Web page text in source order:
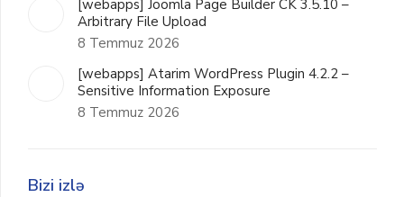
[webapps] Joomla Page Builder CK 3.5.10 –
Arbitrary File Upload
8 Temmuz 2026
[webapps] Atarim WordPress Plugin 4.2.2 –
Sensitive Information Exposure
8 Temmuz 2026
Bizi izlə